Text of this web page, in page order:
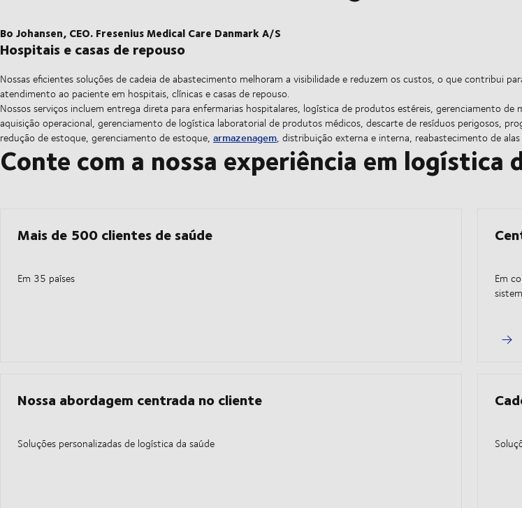
Bo Johansen, CEO. Fresenius Medical Care Danmark A/S
Hospitais e casas de repouso
Nossas eficientes soluções de cadeia de abastecimento melhoram a visibilidade e reduzem os custos, o que contribui
atendimento ao paciente em hospitais, clínicas e casas de repouso.
Nossos serviços incluem entrega direta para enfermarias hospitalares, logística de produtos estéreis, gerenciamento de
aquisição operacional, gerenciamento de logística laboratorial de produtos médicos, descarte de resíduos perigosos,
redução de estoque, gerenciamento de estoque, armazenagem, distribuição externa e interna, reabastecimento de
Conte com a nossa experiência em logística
Mais de 500 clientes de saúde
Em 35 países
Em
Nossa abordagem centrada no cliente
Soluções personalizadas de logística da saúde